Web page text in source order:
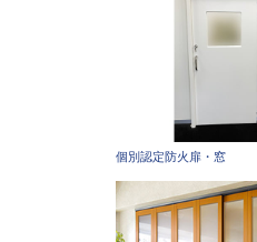
個別認定防火扉・窓